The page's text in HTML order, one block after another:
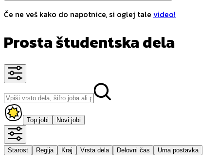
Če ne veš kako do napotnice, si oglej tale video!
Prosta študentska dela
Top jobi Novi jobi
Starost Regija Kraj Vrsta dela Delovni čas Urna postavka